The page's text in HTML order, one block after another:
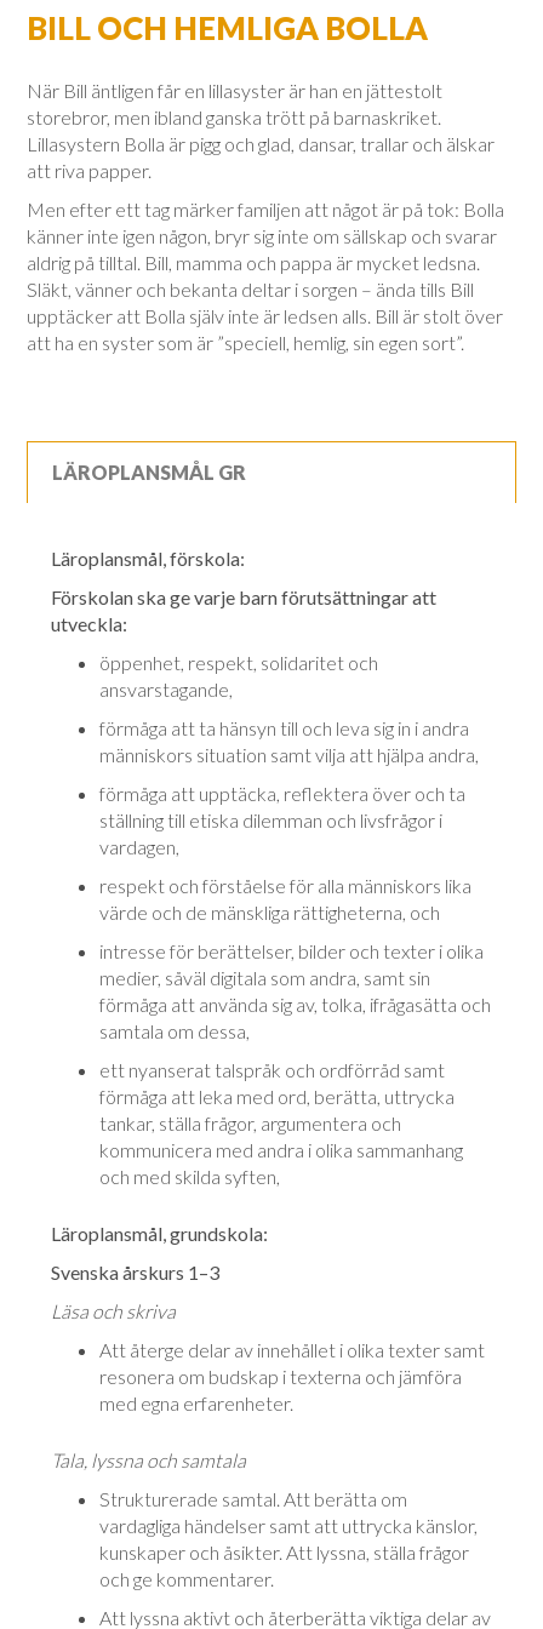
BILL OCH HEMLIGA BOLLA
När Bill äntligen får en lillasyster är han en jättestolt
storebror, men ibland ganska trött på barnaskriket.
Lillasystern Bolla är pigg och glad, dansar, trallar och älskar
att riva papper.
Men efter ett tag märker familjen att något är på tok: Bolla
känner inte igen någon, bryr sig inte om sällskap och svarar
aldrig på tilltal. Bill, mamma och pappa är mycket ledsna.
Släkt, vänner och bekanta deltar i sorgen – ända tills Bill
upptäcker att Bolla själv inte är ledsen alls. Bill är stolt över
att ha en syster som är ”speciell, hemlig, sin egen sort”.
LÄROPLANSMÅL GR
Läroplansmål, förskola:
Förskolan ska ge varje barn förutsättningar att
utveckla:
öppenhet, respekt, solidaritet och
ansvarstagande,
förmåga att ta hänsyn till och leva sig in i andra
människors situation samt vilja att hjälpa andra,
förmåga att upptäcka, reflektera över och ta
ställning till etiska dilemman och livsfrågor i
vardagen,
respekt och förståelse för alla människors lika
värde och de mänskliga rättigheterna, och
intresse för berättelser, bilder och texter i olika
medier, såväl digitala som andra, samt sin
förmåga att använda sig av, tolka, ifrågasätta och
samtala om dessa,
ett nyanserat talspråk och ordförråd samt
förmåga att leka med ord, berätta, uttrycka
tankar, ställa frågor, argumentera och
kommunicera med andra i olika sammanhang
och med skilda syften,
Läroplansmål, grundskola:
Svenska årskurs 1–3
Läsa och skriva
Att återge delar av innehållet i olika texter samt
resonera om budskap i tex­terna och jämföra
med egna erfarenheter.
Tala, lyssna och samtala
Strukturerade samtal. Att berätta om
vardagliga händelser samt att uttrycka kän­slor,
kunskaper och åsikter. Att lyssna, ställa frågor
och ge kom­men­tarer.
Att lyssna aktivt och återberätta viktiga delar av